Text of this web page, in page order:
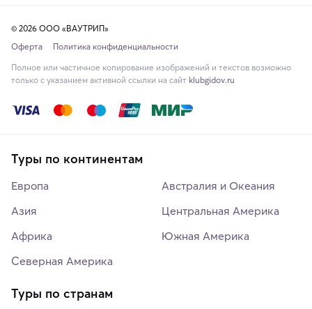
© 2026 ООО «ВАУТРИП»
Оферта
Политика конфиденциальности
Полное или частичное копирование изображений и текстов возможно
только с указанием активной ссылки на сайт klubgidov.ru
Туры по континентам
Европа
Азия
Африка
Северная Америка
Австралия и Океания
Центральная Америка
Южная Америка
Туры по странам